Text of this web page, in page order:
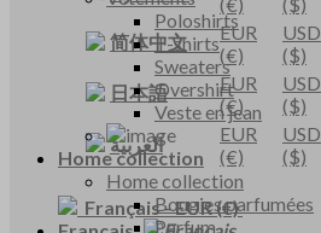
(€)
($)
简体中文
EUR
(€)
USD
($)
日本語
EUR
(€)
USD
($)
العربية
EUR
(€)
USD
($)
Français-EUR(€)
Poloshirts
T-shirts
Sweaters
Overshirt
Veste en jean
Home collection
Home collection
Bougies parfumées
Parfum